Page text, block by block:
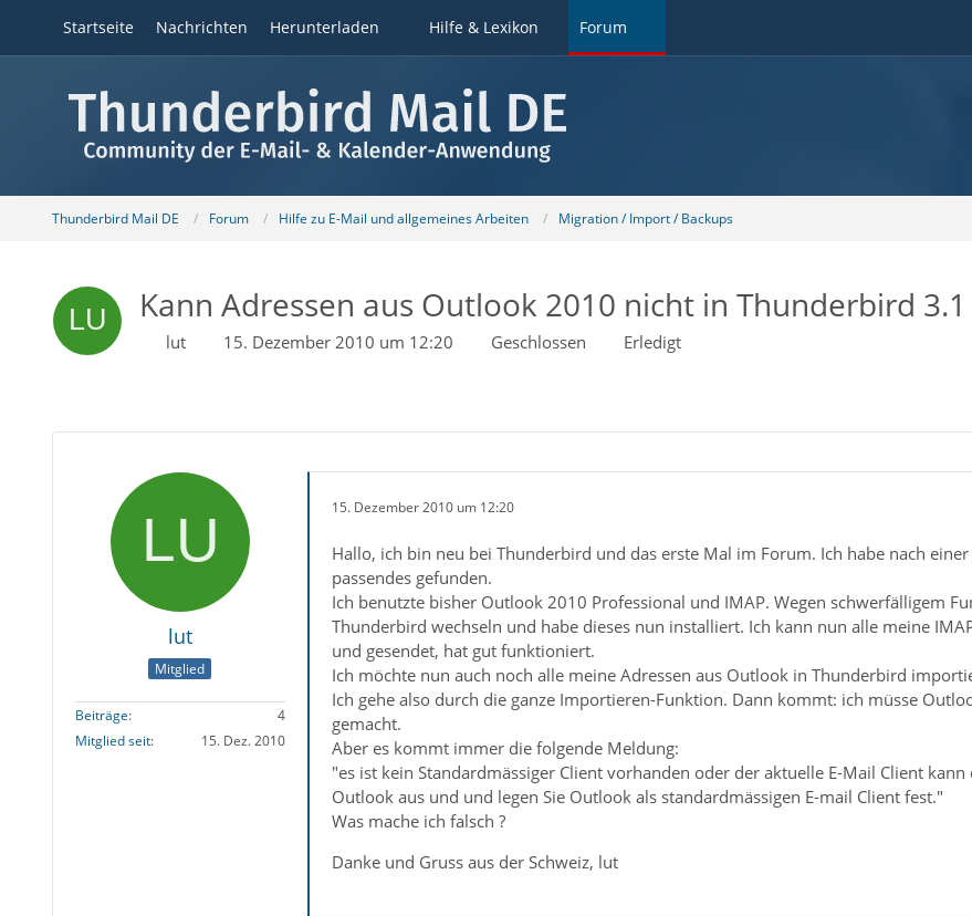
Startseite Nachrichten Herunterladen Hilfe & Lexikon Forum
Thunderbird Mail DE Forum Hilfe zu E-Mail und allgemeines Arbeiten Migration / Import / Backups
Kann Adressen aus Outlook 2010 nicht in Thunderbird
lut 15. Dezember 2010 um 12:20 Geschlossen Erledigt
lut
Mitglied
Beiträge
4
Mitglied seit
15. Dez. 2010
15. Dezember 2010 um 12:20
Hallo, ich bin neu bei Thunderbird und das erste Mal im Forum. Ich habe nach
passendes gefunden.
Ich benutzte bisher Outlook 2010 Professional und IMAP. Wegen schwerfälligem
Thunderbird wechseln und habe dieses nun installiert. Ich kann nun alle meine
und gesendet, hat gut funktioniert.
Ich möchte nun auch noch alle meine Adressen aus Outlook in Thunderbird
Ich gehe also durch die ganze Importieren-Funktion. Dann kommt: ich müsse
gemacht.
Aber es kommt immer die folgende Meldung:
"es ist kein Standardmässiger Client vorhanden oder der aktuelle E-Mail Client
Outlook aus und und legen Sie Outlook als standardmässigen E-mail Client fest."
Was mache ich falsch ?
Danke und Gruss aus der Schweiz, lut